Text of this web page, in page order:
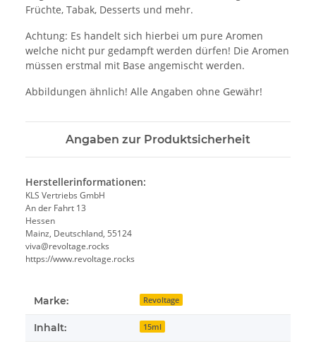
Früchte, Tabak, Desserts und mehr.
Achtung: Es handelt sich hierbei um pure Aromen
welche nicht pur gedampft werden dürfen! Die Aromen
müssen erstmal mit Base angemischt werden.
Abbildungen ähnlich! Alle Angaben ohne Gewähr!
Angaben zur Produktsicherheit
Herstellerinformationen:
KLS Vertriebs GmbH
An der Fahrt 13
Hessen
Mainz, Deutschland, 55124
viva@revoltage.rocks
https://www.revoltage.rocks
Marke: Revoltage
Inhalt: 15ml